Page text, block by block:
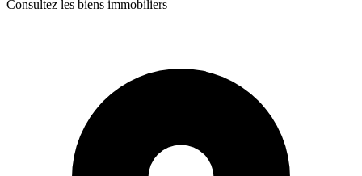
Consultez les biens immobiliers